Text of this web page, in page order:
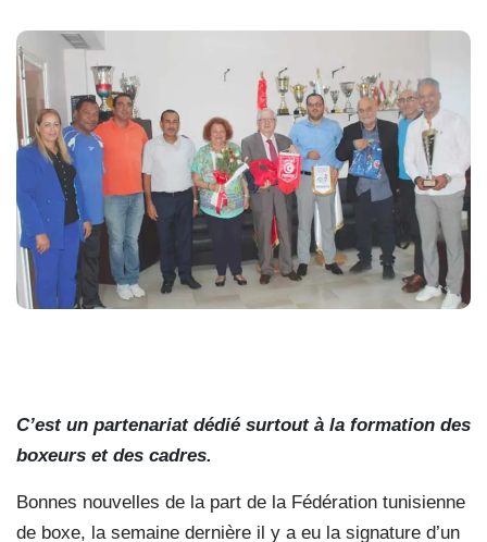
C’est un partenariat dédié surtout à la formation des
boxeurs et des cadres.
Bonnes nouvelles de la part de la Fédération tunisienne
de boxe, la semaine dernière il y a eu la signature d’un